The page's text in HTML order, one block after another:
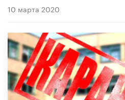
10 марта 2020